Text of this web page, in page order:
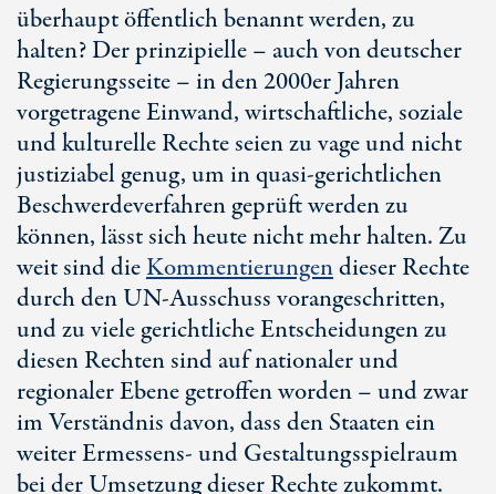
überhaupt öffentlich benannt werden, zu
halten? Der prinzipielle – auch von deutscher
Regierungsseite – in den 2000er Jahren
vorgetragene Einwand, wirtschaftliche, soziale
und kulturelle Rechte seien zu vage und nicht
justiziabel genug, um in quasi-gerichtlichen
Beschwerdeverfahren geprüft werden zu
können, lässt sich heute nicht mehr halten. Zu
weit sind dieKommentierungendieser Rechte
durch den UN-Ausschuss vorangeschritten,
und zu viele gerichtliche Entscheidungen zu
diesen Rechten sind auf nationaler und
regionaler Ebene getroffen worden – und zwar
im Verständnis davon, dass den Staaten ein
weiter Ermessens- und Gestaltungsspielraum
bei der Umsetzung dieser Rechte zukommt.